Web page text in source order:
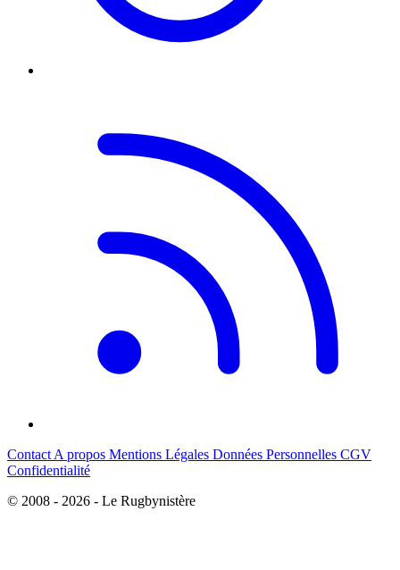
Contact A propos Mentions Légales Données Personnelles CGV
Confidentialité
© 2008 - 2026 - Le Rugbynistère